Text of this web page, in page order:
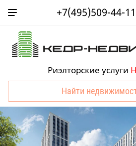
+7(495)509-44-11
Риэлторские услуги
Найти